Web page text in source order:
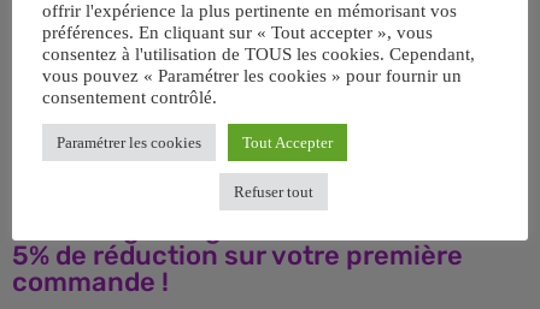
Inscrivez-vous gratuitement pour
recevoir votre guide BARF gratuit !
Vous voulez savoir comment bien nourrir votre chien ou chat
avec le BARF ? Inscrivez-vous pour recevoir
GRATUIT SUR LE BARF EN PDF immédiatement
5% de réduction sur votre première
commande !
offrir l'expérience la plus pertinente en mémorisant vos
préférences. En cliquant sur « Tout accepter », vous
consentez à l'utilisation de TOUS les cookies. Cependant,
vous pouvez « Paramétrer les cookies » pour fournir un
consentement contrôlé.
Paramétrer les cookies Tout Accepter
Refuser tout